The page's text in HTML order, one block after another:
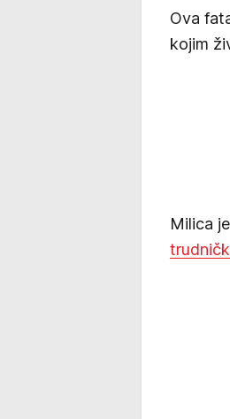
Ova
kojim
Milica